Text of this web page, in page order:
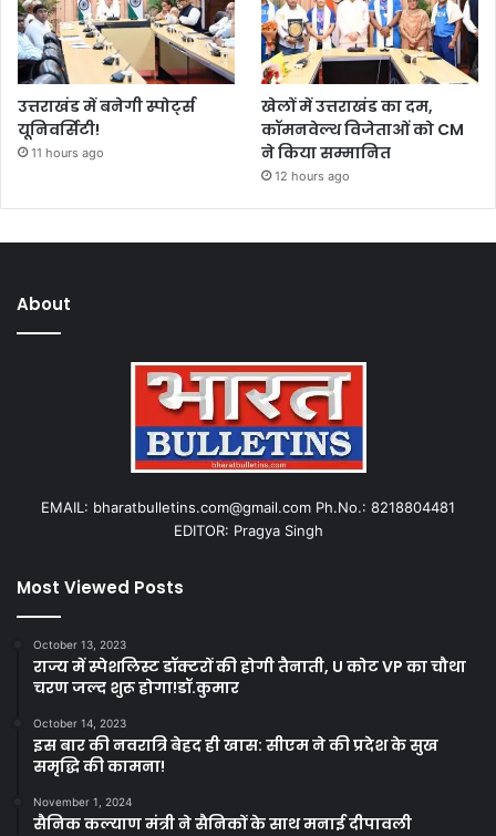
उत्तराखंड में बनेगी स्पोर्ट्स
यूनिवर्सिटी!
11 hours ago
खेलों में उत्तराखंड का दम,
कॉमनवेल्थ विजेताओं को CM
ने किया सम्मानित
12 hours ago
About
EMAIL: bharatbulletins.com@gmail.com Ph.No.: 8218804481
EDITOR: Pragya Singh
Most Viewed Posts
October 13, 2023
राज्य में स्पेशलिस्ट डॉक्टरों की होगी तैनाती, U कोट VP का चौथा
चरण जल्द शुरू होगा!डॉ.कुमार
October 14, 2023
इस बार की नवरात्रि बेहद ही खास: सीएम ने की प्रदेश के सुख
समृद्धि की कामना!
November 1, 2024
सैनिक कल्याण मंत्री ने सैनिकों के साथ मनाई दीपावली